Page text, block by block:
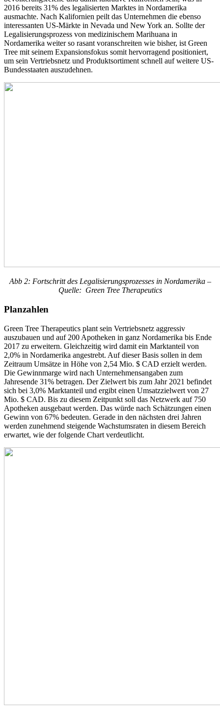
2016 bereits 31% des legalisierten Marktes in Nordamerika
ausmachte. Nach Kalifornien peilt das Unternehmen die ebenso
interessanten US-Märkte in Nevada und New York an. Sollte der
Legalisierungsprozess von medizinischem Marihuana in
Nordamerika weiter so rasant voranschreiten wie bisher, ist Green
Tree mit seinem Expansionsfokus somit hervorragend positioniert,
um sein Vertriebsnetz und Produktsortiment schnell auf weitere US-
Bundesstaaten auszudehnen.
Abb 2: Fortschritt des Legalisierungsprozesses in Nordamerika –
Quelle: Green Tree Therapeutics
Planzahlen
Green Tree Therapeutics plant sein Vertriebsnetz aggressiv
auszubauen und auf 200 Apotheken in ganz Nordamerika bis Ende
2017 zu erweitern. Gleichzeitig wird damit ein Marktanteil von
2,0% in Nordamerika angestrebt. Auf dieser Basis sollen in dem
Zeitraum Umsätze in Höhe von 2,54 Mio. $ CAD erzielt werden.
Die Gewinnmarge wird nach Unternehmensangaben zum
Jahresende 31% betragen. Der Zielwert bis zum Jahr 2021 befindet
sich bei 3,0% Marktanteil und ergibt einen Umsatzzielwert von 27
Mio. $ CAD. Bis zu diesem Zeitpunkt soll das Netzwerk auf 750
Apotheken ausgebaut werden. Das würde nach Schätzungen einen
Gewinn von 67% bedeuten. Gerade in den nächsten drei Jahren
werden zunehmend steigende Wachstumsraten in diesem Bereich
erwartet, wie der folgende Chart verdeutlicht.